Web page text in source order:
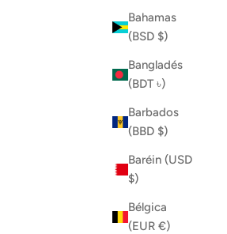
Bahamas
(BSD $)
Bangladés
(BDT ৳)
Barbados
(BBD $)
Baréin (USD
$)
Bélgica
(EUR €)
Walking with Jesus T-shirt
Precio de oferta
Desde$17.00
Color
Blue
Pink